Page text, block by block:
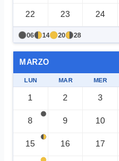
22 23 24
06 14 20 28
MARZO
LUN MAR MER
1 2 3
8 9 10
15 16 17